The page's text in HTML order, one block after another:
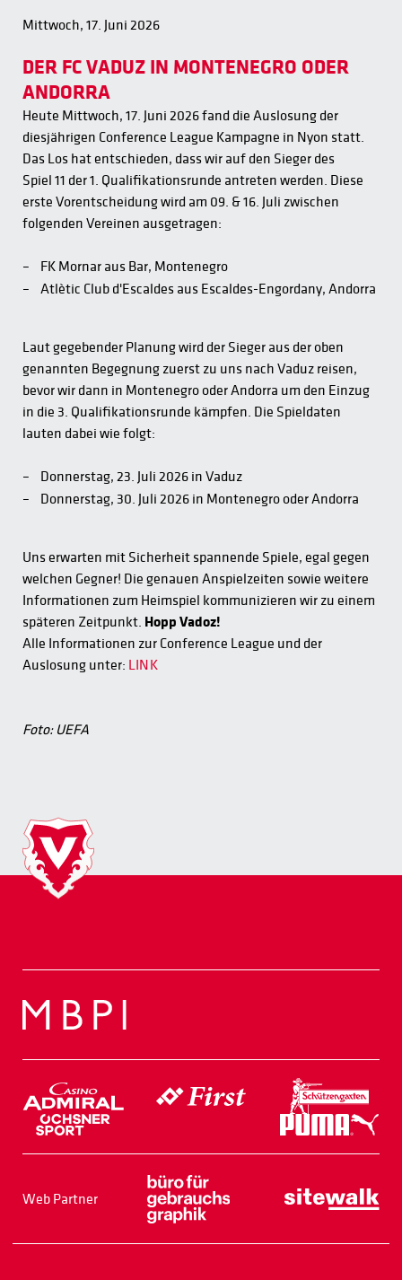
Mittwoch, 17. Juni 2026
DER FC VADUZ IN MONTENEGRO ODER
ANDORRA
Heute Mittwoch, 17. Juni 2026 fand die Auslosung der
diesjährigen Conference League Kampagne in Nyon statt.
Das Los hat entschieden, dass wir auf den Sieger des
Spiel 11 der 1. Qualifikationsrunde antreten werden. Diese
erste Vorentscheidung wird am 09. & 16. Juli zwischen
folgenden Vereinen ausgetragen:
FK Mornar aus Bar, Montenegro
Atlètic Club d'Escaldes aus Escaldes-Engordany, Andorra
Laut gegebender Planung wird der Sieger aus der oben
genannten Begegnung zuerst zu uns nach Vaduz reisen,
bevor wir dann in Montenegro oder Andorra um den Einzug
in die 3. Qualifikationsrunde kämpfen. Die Spieldaten
lauten dabei wie folgt:
Donnerstag, 23. Juli 2026 in Vaduz
Donnerstag, 30. Juli 2026 in Montenegro oder Andorra
Uns erwarten mit Sicherheit spannende Spiele, egal gegen
welchen Gegner! Die genauen Anspielzeiten sowie weitere
Informationen zum Heimspiel kommunizieren wir zu einem
späteren Zeitpunkt. Hopp Vadoz!
Alle Informationen zur Conference League und der
Auslosung unter: LINK
Foto: UEFA
Web Partner